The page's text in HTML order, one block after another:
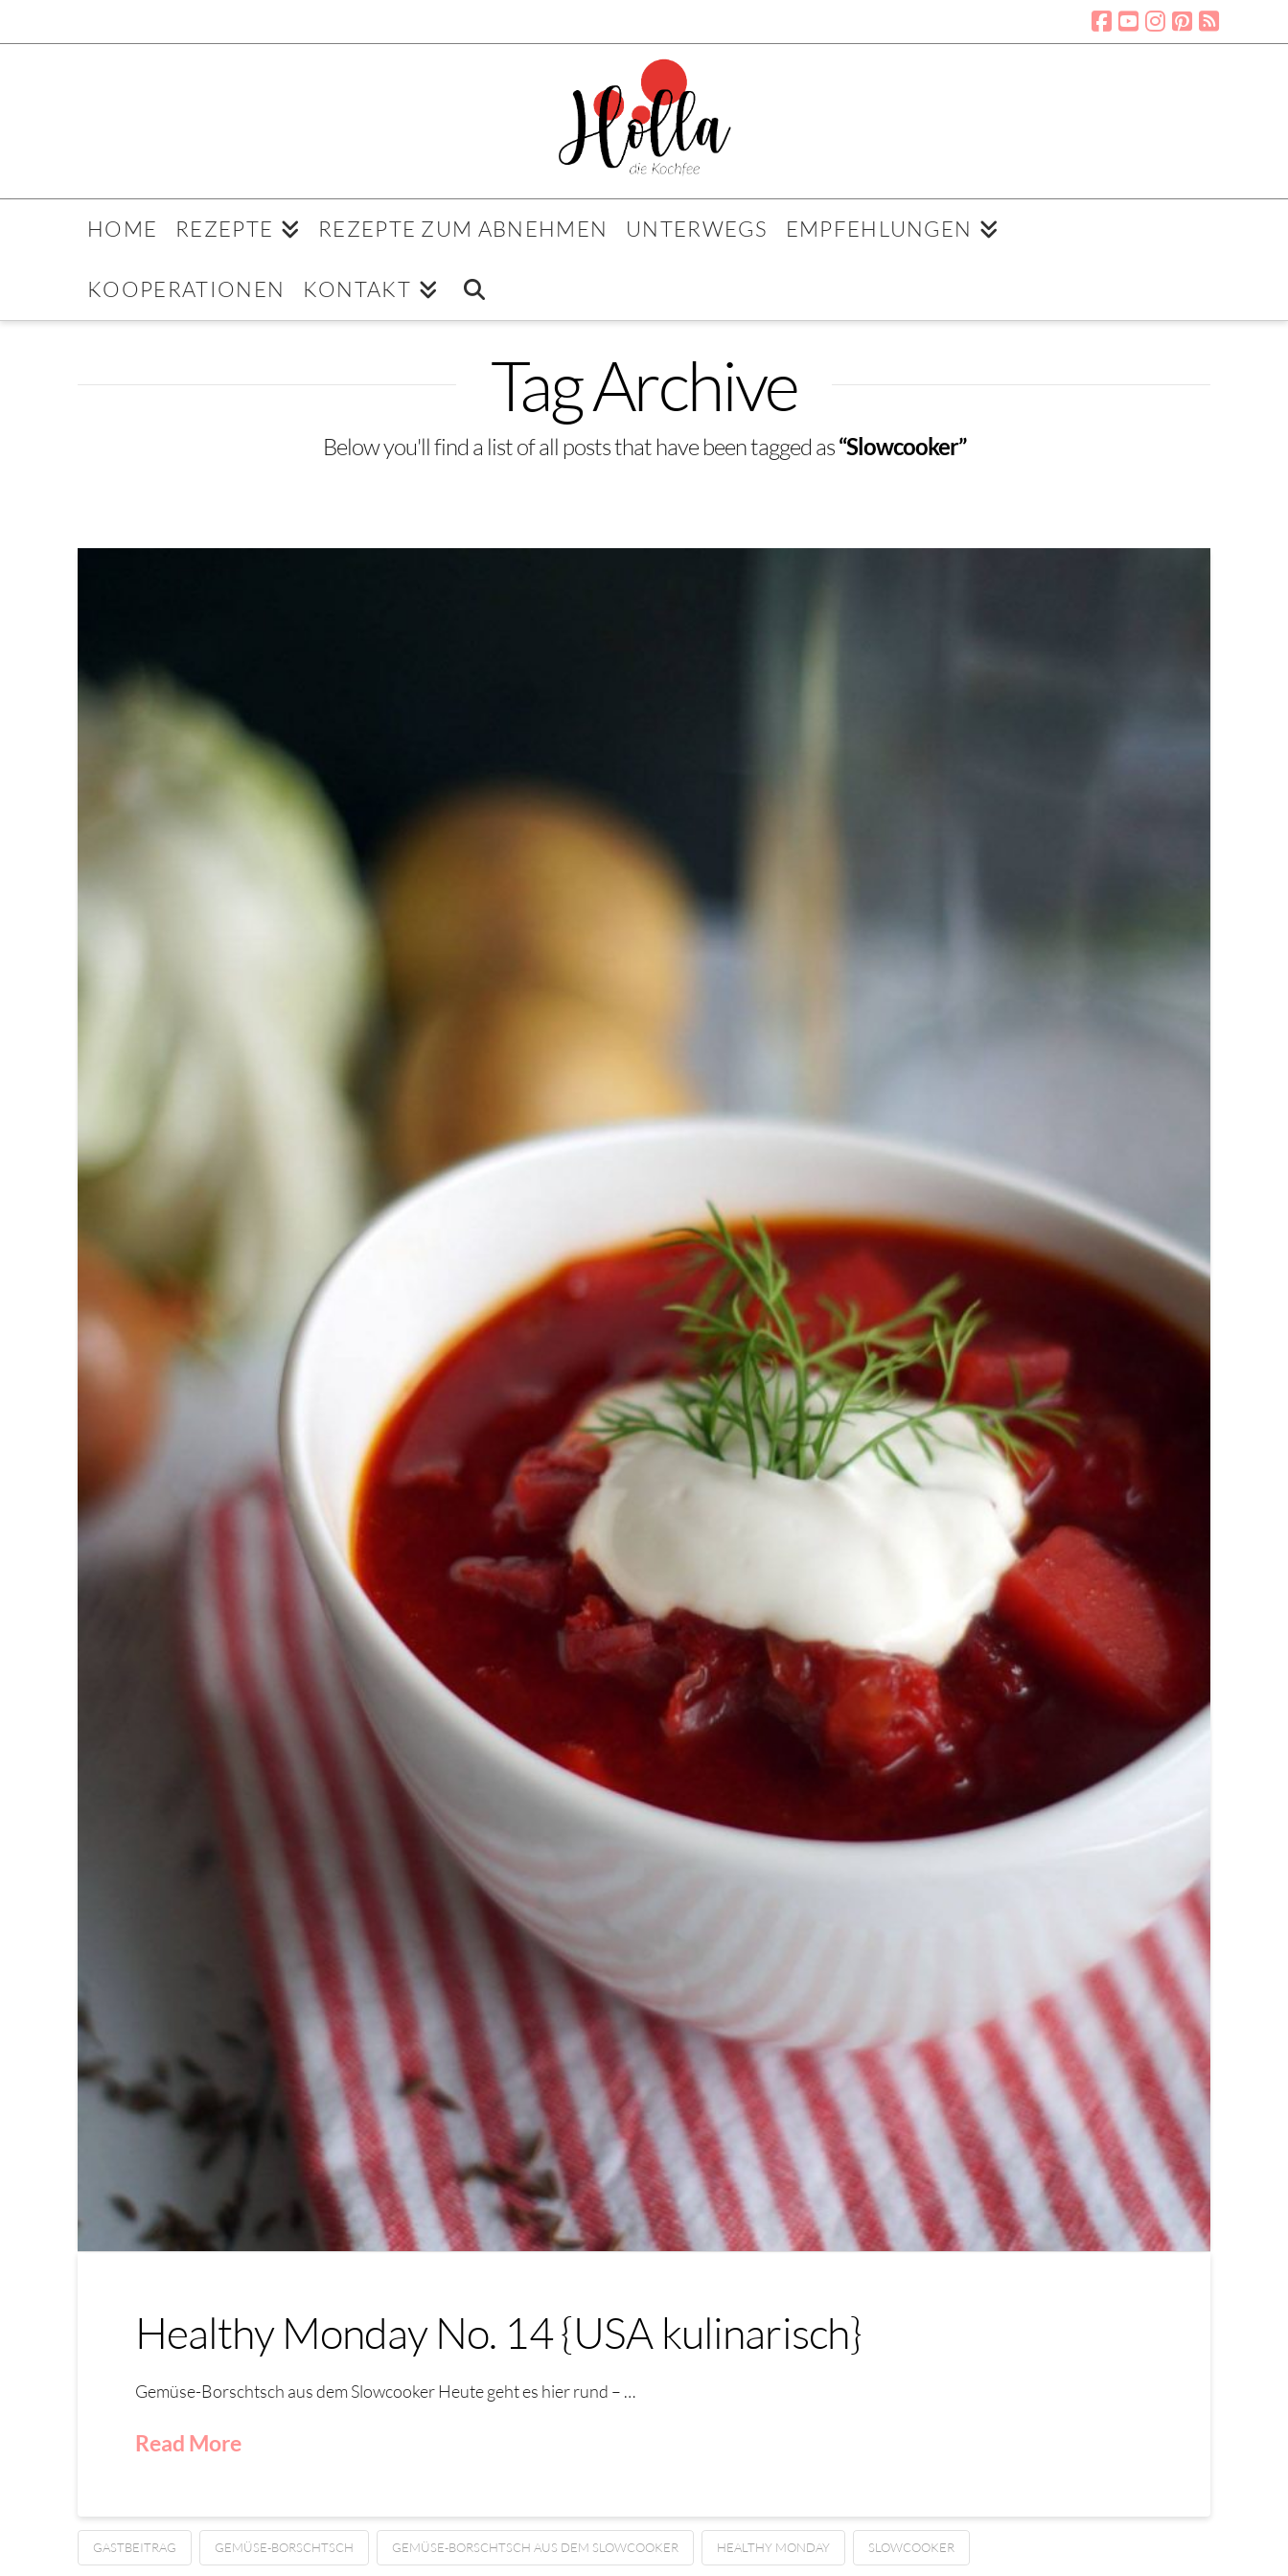
HOME REZEPTE REZEPTE ZUM ABNEHMEN UNTERWEGS EMPFEHLUNGEN
KOOPERATIONEN KONTAKT
Tag Archive
Below you'll find a list of all posts that have been tagged as“Slowcooker”
Healthy Monday No. 14 {USA kulinarisch}
Gemüse-Borschtsch aus dem Slowcooker Heute geht es hier rund – …
Read More
GASTBEITRAG GEMÜSE-BORSCHTSCH GEMÜSE-BORSCHTSCH AUS DEM SLOWCOOKER HEALTHY MONDAY SLOWCOOKER